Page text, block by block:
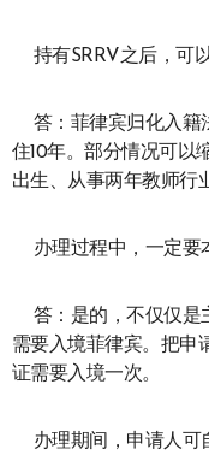
持有SRRV之后，可
答：菲律宾归化入籍
住10年。部分情况可以
出生、从事两年教师行
办理过程中，一定要
答：是的，不仅仅是
需要入境菲律宾。把申
证需要入境一次。
办理期间，申请人可